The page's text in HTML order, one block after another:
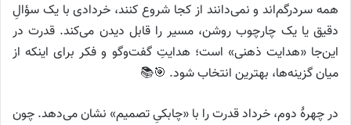
همه سردرگم‌اند و نمی‌دانند از کجا شروع کنند، خردادی با یک سؤالِ
دقیق یا یک چارچوب روشن، مسیر را قابل دیدن می‌کند. قدرت در
این‌جا «هدایت ذهنی» است؛ هدایتِ گفت‌وگو و فکر برای اینکه از
میان گزینه‌ها، بهترین انتخاب شود. 🎯📚
در چهرهٔ دوم، خرداد قدرت را با «چابکیِ تصمیم» نشان می‌دهد. چون